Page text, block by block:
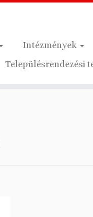
Intézmények
Településrendezési